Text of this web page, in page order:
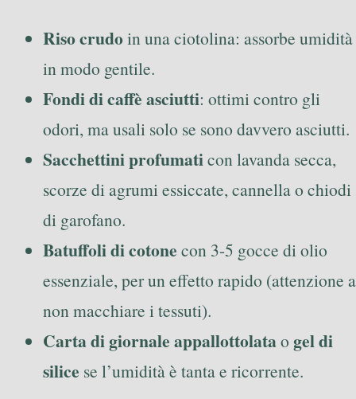
Riso crudoin una ciotolina: assorbe umidità
in modo gentile.
Fondi di caffè asciutti: ottimi contro gli
odori, ma usali solo se sono davvero asciutti.
Sacchettini profumaticon lavanda secca,
scorze di agrumi essiccate, cannella o chiodi
di garofano.
Batuffoli di cotone con 3-5 gocce di olio
essenziale, per un effetto rapido (attenzione a
non macchiare i tessuti).
Carta di giornale appallottolatao gel di
silice se l’umidità è tanta e ricorrente.